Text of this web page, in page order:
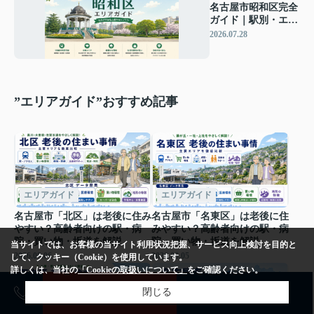
名古屋市昭和区完全
ガイド｜駅別・エリ
ア別に見る住みやす
2026.07.28
”エリアガイド”おすすめ記事
エリアガイド
名古屋市「北区」は老後に住み
やすい？高齢者向けの駅・病
院・買い物・坂道を解説
2026.08.06
エリアガイド
名古屋市「名東区」は老後に住
みやすい？高齢者向けの駅・病
院・買い物・坂道を解説
2026.08.05
当サイトでは、お客様の当サイト利用状況把握、サービス向上検討を目的と
して、クッキー（Cookie）を使用しています。
詳しくは、当社の「Cookieの取扱いについて」をご確認ください。
閉じる